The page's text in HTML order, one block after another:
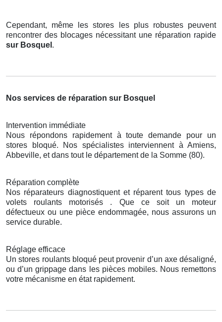
Cependant, même les stores les plus robustes peuvent
rencontrer des blocages nécessitant une réparation rapide
sur Bosquel .
Nos services de réparation sur Bosquel
Intervention immédiate
Nous répondons rapidement à toute demande pour un
stores bloqué. Nos spécialistes interviennent à Amiens,
Abbeville, et dans tout le département de la Somme (80).
Réparation complète
Nos réparateurs diagnostiquent et réparent tous types de
volets roulants motorisés . Que ce soit un moteur
défectueux ou une pièce endommagée, nous assurons un
service durable.
Réglage efficace
Un stores roulants bloqué peut provenir d’un axe désaligné,
ou d’un grippage dans les pièces mobiles. Nous remettons
votre mécanisme en état rapidement.